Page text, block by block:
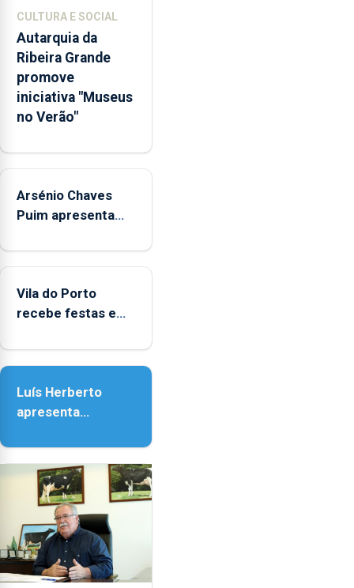
respostas
habitacionais,
anunciou
o
Governo
Regional.
CULTURA E SOCIAL
Autarquia da
Ribeira Grande
promove
iniciativa "Museus
no Verão"
Arsénio Chaves
Puim apresenta
de Vila do Porto
Vila do Porto
recebe festas em
Senhora da
Luís Herberto
apresenta
Paisagem’